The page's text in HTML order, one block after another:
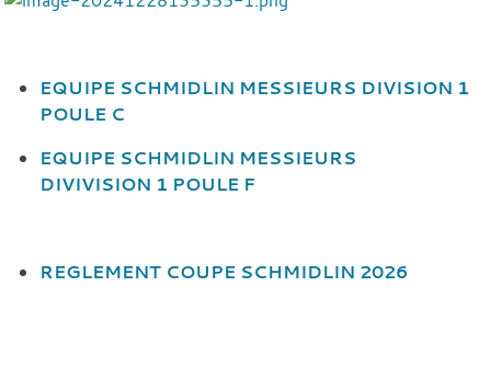
EQUIPE SCHMIDLIN MESSIEURS DIVISION 1
POULE C
EQUIPE SCHMIDLIN MESSIEURS
DIVIVISION 1 POULE F
REGLEMENT COUPE SCHMIDLIN 2026